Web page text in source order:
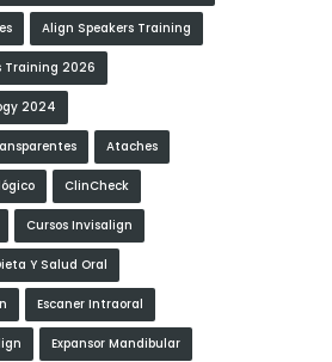
Align Speakers Training
Training 2026
2024
Ataches
ClinCheck
Cursos Invisalign
Y Salud Oral
Escaner Intraoral
Expansor Mandibular